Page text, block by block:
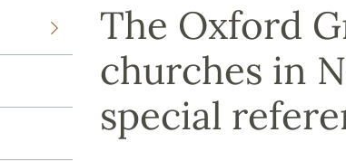
The Oxford
churches in
special